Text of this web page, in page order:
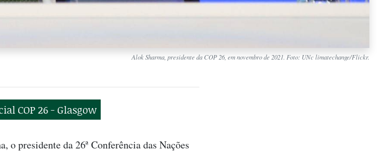
Alok Sharma, presidente da COP 26, em novembro de 2021. Foto: UNc limatechange/Flickr.
COP 26 - Glasgow
o presidente da 26ª Conferência das Nações